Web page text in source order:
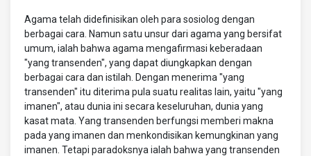
Agama telah didefinisikan oleh para sosiolog dengan
berbagai cara. Namun satu unsur dari agama yang bersifat
umum, ialah bahwa agama mengafirmasi keberadaan
"yang transenden", yang dapat diungkapkan dengan
berbagai cara dan istilah. Dengan menerima "yang
transenden" itu diterima pula suatu realitas lain, yaitu "yang
imanen", atau dunia ini secara keseluruhan, dunia yang
kasat mata. Yang transenden berfungsi memberi makna
pada yang imanen dan menkondisikan kemungkinan yang
imanen. Tetapi paradoksnya ialah bahwa yang transenden